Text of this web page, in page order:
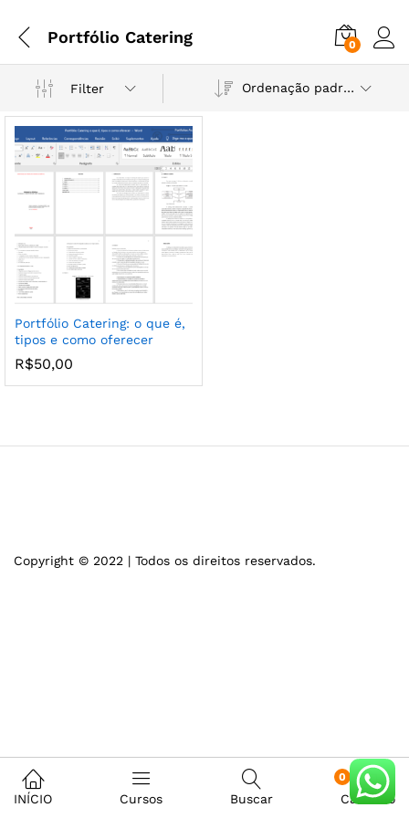
Portfólio Catering 0
Filter Ordenação padrão
Portfólio Catering: o que é,
tipos e como oferecer
R$50,00
Copyright © 2022 | Todos os direitos reservados.
INÍCIO Cursos Buscar
0
Carrinho